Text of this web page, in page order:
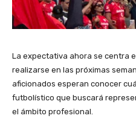
La expectativa ahora se centra
realizarse en las próximas
aficionados esperan conocer
futbolístico que buscará
el ámbito profesional.